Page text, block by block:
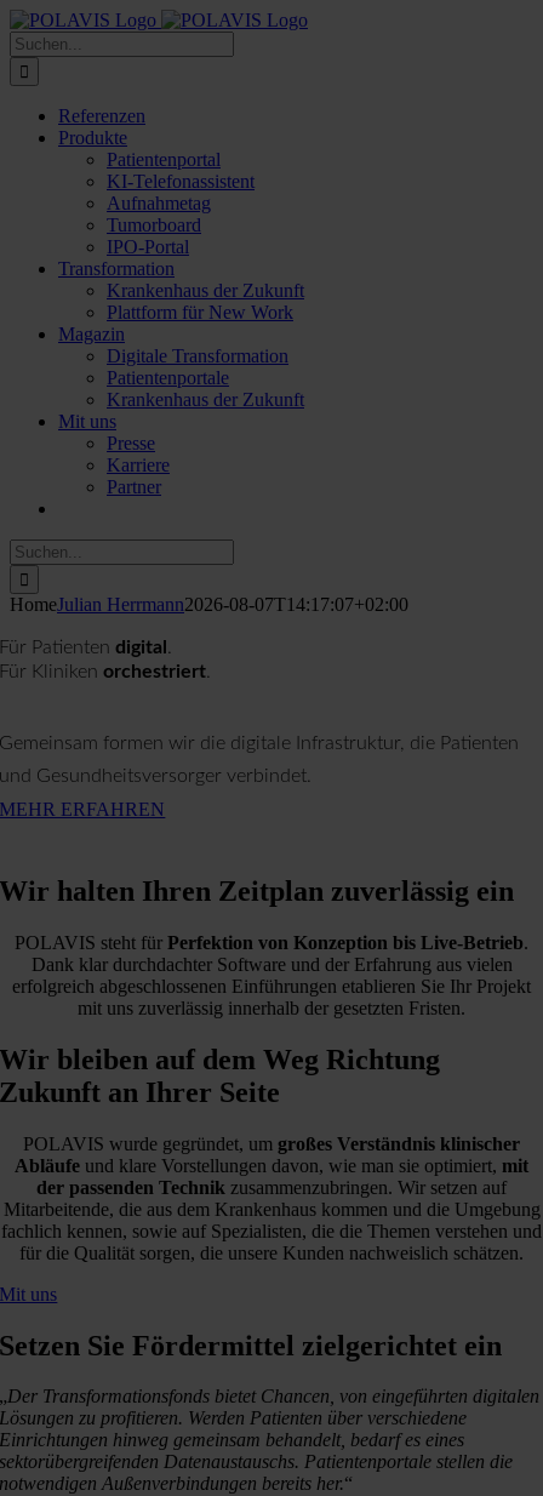
Zum
Inhalt
springen
Suche
nach:
Referenzen
Produkte
Patientenportal
KI-Telefonassistent
Aufnahmetag
Tumorboard
IPO-Portal
Transformation
Krankenhaus der Zukunft
Plattform für New Work
Magazin
Digitale Transformation
Patientenportale
Krankenhaus der Zukunft
Mit uns
Presse
Karriere
Partner
Suche
nach:
HomeJulian Herrmann2026-08-07T14:17:07+02:00
Für Patientendigital
Für Klinikenorchestriert
Gemeinsam formen wir die digitale Infrastruktur, die Patienten
und Gesundheitsversorger verbindet.
MEHR ERFAHREN
Wir halten Ihren Zeitplan zuverlässig ein
POLAVIS steht für Perfektion von Konzeption bis Live-Betrieb.
Dank klar durchdachter Software und der Erfahrung aus vielen
erfolgreich abgeschlossenen Einführungen etablieren Sie Ihr Projekt
mit uns zuverlässig innerhalb der gesetzten Fristen.
Wir bleiben auf dem Weg Richtung
Zukunft an Ihrer Seite
POLAVIS wurde gegründet, um großes Verständnis klinischer
Abläufe und klare Vorstellungen davon, wie man sie optimiert, mit
der passenden Technik zusammenzubringen. Wir setzen auf
Mitarbeitende, die aus dem Krankenhaus kommen und die Umgebung
fachlich kennen, sowie auf Spezialisten, die die Themen verstehen und
für die Qualität sorgen, die unsere Kunden nachweislich schätzen.
Mit uns
Setzen Sie Fördermittel zielgerichtet ein
„Der Transformationsfonds bietet Chancen, von eingeführten digitalen
Lösungen zu profitieren. Werden Patienten über verschiedene
Einrichtungen hinweg gemeinsam behandelt, bedarf es eines
sektorübergreifenden Datenaustauschs. Patientenportale stellen die
notwendigen Außenverbindungen bereits her.“